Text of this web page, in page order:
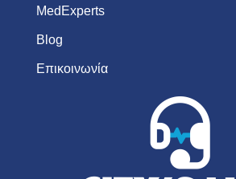
MedExperts
Blog
Επικοινωνία